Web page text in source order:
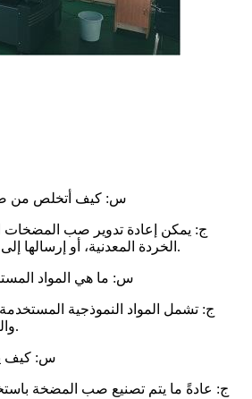
س: كيف أتخلص من
ج: يمكن إعادة تدوير صب المضخات
الخردة المعدنية، أو إرسالها إلى مكب النفايات كحل أخير.
س: ما هي المواد
ج: تشمل المواد النموذجية
والصلب والبرونز والألمنيوم.
س: كيف
ج: عادةً ما يتم تصنيع صب المضخة